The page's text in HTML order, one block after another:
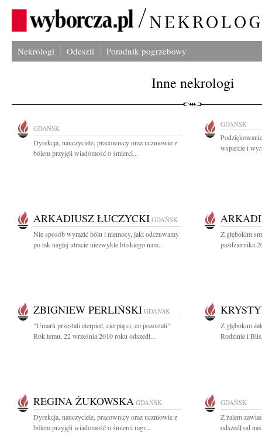
Nekrologi Odeszli Poradnik pogrzebowy
Inne nekrologi
GDAŃSK
Dyrekcja, nauczyciele, pracownicy oraz uczniowie z
bólem przyjęli wiadomość o śmierci...
GDAŃSK
wsparcie i
ARKADIUSZ ŁUCZYCKI GDAŃSK
Nie sposób wyrazić bólu i niemocy, jaki odczuwamy
po tak nagłej utracie niezwykle bliskiego nam...
Z głębokim
października
ZBIGNIEW PERLIŃSKI GDAŃSK
"Umarli przestali cierpieć, cierpią ci, co pozostali"
Rok temu, 22 września 2010 roku odszedł...
Z głębokim
Rodzinie i
REGINA ŻUKOWSKA GDAŃSK
Dyrekcja, nauczyciele, pracownicy oraz uczniowie z
bólem przyjęli wiadomość o śmierci mgr...
GDAŃSK
Z żalem
odszedł od